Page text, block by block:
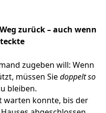
zurück – auch wenn
zugeben will: Wenn
müssen Siedoppelt so
bleiben.
warten konnte, bis der